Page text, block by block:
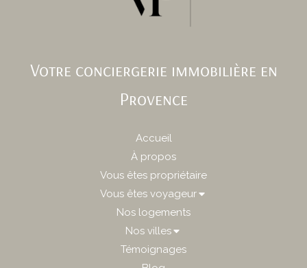
Votre conciergerie immobilière en
Provence
Accueil
À propos
Vous êtes propriétaire
Vous êtes voyageur
Nos logements
Nos villes
Témoignages